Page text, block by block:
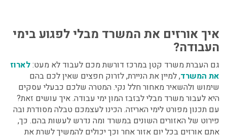
איך אורזים את המשרד מבלי לפגוע בימי
העבודה?
גם העברת משרד קטן במרכז דורשת מכם לעבוד לא מעט:לארוז
את המשרד, למיין את הניירת, לזרוק חפצים שאין לכם בהם
שימוש ולהשאיר מאחור חלל נקי. המטרה שלכם כבעלי עסקים
היא לעבור משרד מבלי לבזבז המון ימי עבודה. איך עושים זאת?
עם תכנון מפורט לימי האריזה. הכינו לעצמכם טבלה מסודרת ובה
פירוט של האזורים השונים במשרד ומה נדרש לעשות בהם. כך,
אתם אורזים בכל יום אזור אחר וכך יכולים להמשיך לשרת את